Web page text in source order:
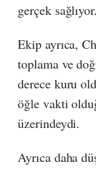
gerçek
Ekip ayrıca,
toplama ve
derece kuru
öğle vakti
üzerindeydi.
Ayrıca daha